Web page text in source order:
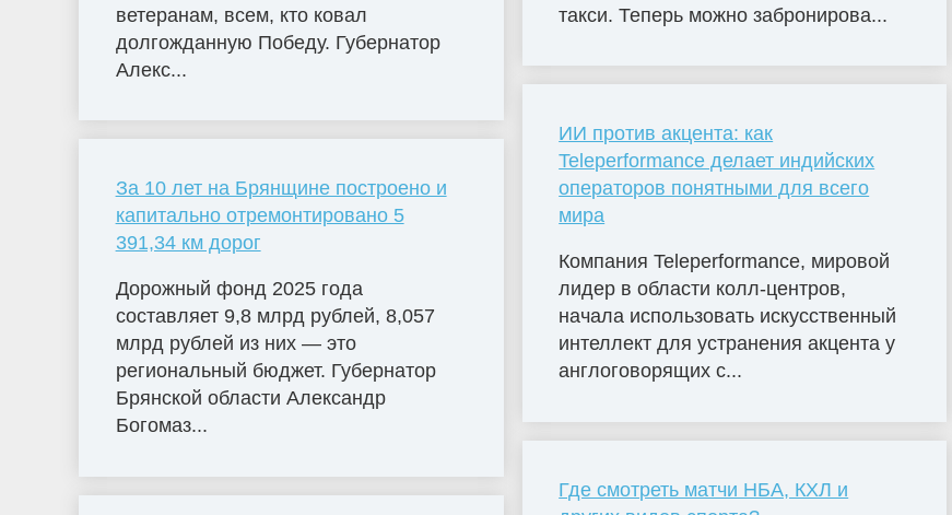
ветеранам, всем, кто ковал
долгожданную Победу. Губернатор
Алекс...
За 10 лет на Брянщине построено и
капитально отремонтировано 5
391,34 км дорог
Дорожный фонд 2025 года
составляет 9,8 млрд рублей, 8,057
млрд рублей из них — это
региональный бюджет. Губернатор
Брянской области Александр
Богомаз...
такси. Теперь можно забронирова...
ИИ против акцента: как
Teleperformance делает индийских
операторов понятными для всего
мира
Компания Teleperformance, мировой
лидер в области колл-центров,
начала использовать искусственный
интеллект для устранения акцента у
англоговорящих с...
Где смотреть матчи НБА, КХЛ и